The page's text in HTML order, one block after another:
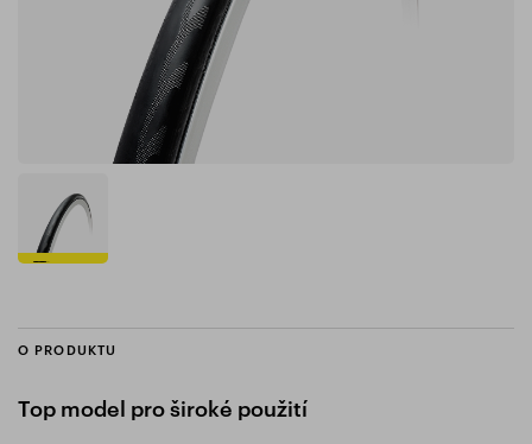
O PRODUKTU
Top model pro široké použití